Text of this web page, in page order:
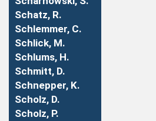
Schatz, R.
Schlemmer, C.
Schlick, M.
Schlums, H.
Schmitt, D.
Schnepper, K.
Scholz, D.
Scholz, P.